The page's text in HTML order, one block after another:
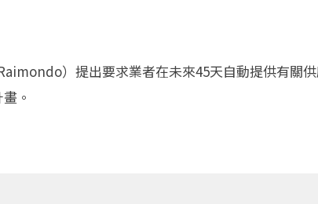
）提出要求業者在未來45天自動提供有關
。